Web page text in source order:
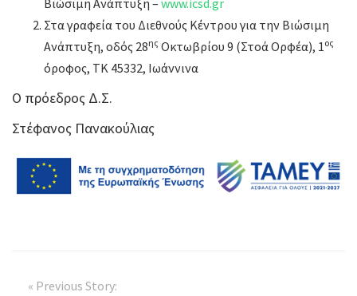
Βιώσιμη Ανάπτυξη – www.icsd.gr
Στα γραφεία του Διεθνούς Κέντρου για την Βιώσιμη
Ανάπτυξη, οδός 28ης Οκτωβρίου 9 (Στοά Ορφέα), 1ος
όροφος, ΤΚ 45332, Ιωάννινα
Ο πρόεδρος Δ.Σ.
Στέφανος Πανακούλιας
« Previous Story: